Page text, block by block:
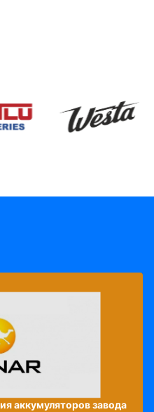
аккумуляторов завода